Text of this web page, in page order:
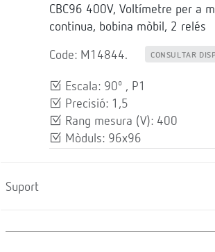
CBC96 400V, Voltímetre per a
continua, bobina mòbil, 2 relés
Code: M14844. CONSULTAR
Escala: 90º , P1
Precisió: 1,5
Rang mesura (V): 400
Mòduls: 96x96
Suport